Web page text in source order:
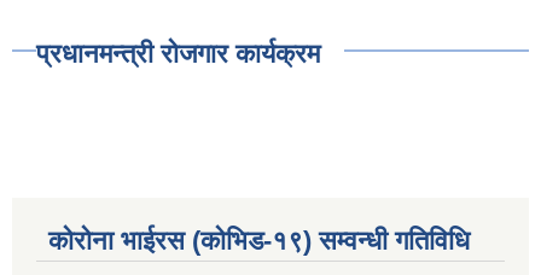
प्रधानमन्त्री रोजगार कार्यक्रम
कोरोना भाईरस (कोभिड-१९) सम्वन्धी गतिविधि